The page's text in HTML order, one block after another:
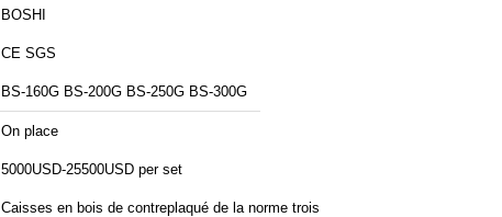
BOSHI
CE SGS
BS-160G BS-200G BS-250G BS-300G
On place
5000USD-25500USD per set
Caisses en bois de contreplaqué de la norme trois